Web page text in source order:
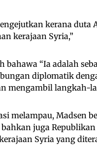
kerana duta
kerajaan Syria,”
bahawa “Ia adalah
diplomatik
mengambil langkah-
melampau, Madsen
bahkan juga
Syria yang